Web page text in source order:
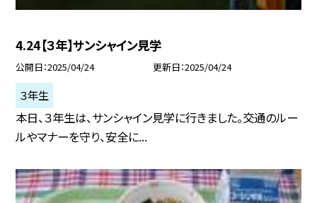
4.24【３年】サンシャイン見学
公開日 2025/04/24 更新日 2025/04/24
３年生
本日、３年生は、サンシャイン見学に行きました。交通のルー
ルやマナーを守り、安全に...